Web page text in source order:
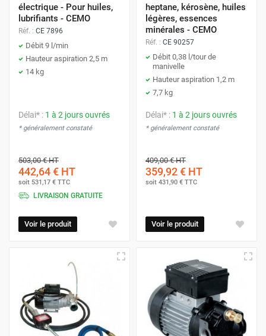
électrique - Pour huiles,
lubrifiants - CEMO
Réf. : CE 7896
Débit 9 l/min
Hauteur aspiration 2,5 m
14 kg
Délai* : 1 à 2 jours ouvrés
* généralement constaté
503,00 €HT
442,64 € HT
soit 531,17 € TTC
LIVRAISON GRATUITE
Voir le produit
heptane, kérosène, huiles
légères, essences
minérales - CEMO
Réf. : CE 90257
Débit 0,38 l/tour de
manivelle
Hauteur aspiration 1,2 m
7,7 kg
Délai* : 1 à 2 jours ouvrés
* généralement constaté
409,00 €HT
359,92 € HT
soit 431,90 € TTC
Voir le produit